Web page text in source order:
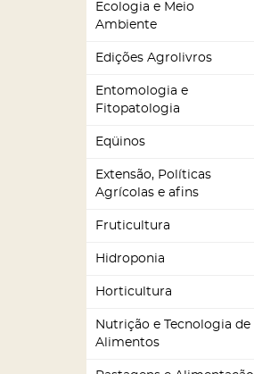
Ecologia e Meio
Ambiente
Edições Agrolivros
Entomologia e
Fitopatologia
Eqüinos
Extensão, Políticas
Agrícolas e afins
Fruticultura
Hidroponia
Horticultura
Nutrição e Tecnologia de
Alimentos